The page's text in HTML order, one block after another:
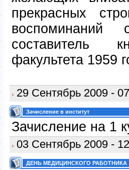
прекрасных
воспоминаний
составитель
факультета 1959
29 Сентябрь 2009 -
Зачисление в институт
Зачисление на 1
03 Сентябрь 2009 -
ДЕНЬ МЕДИЦИНСКОГО РАБОТНИКА